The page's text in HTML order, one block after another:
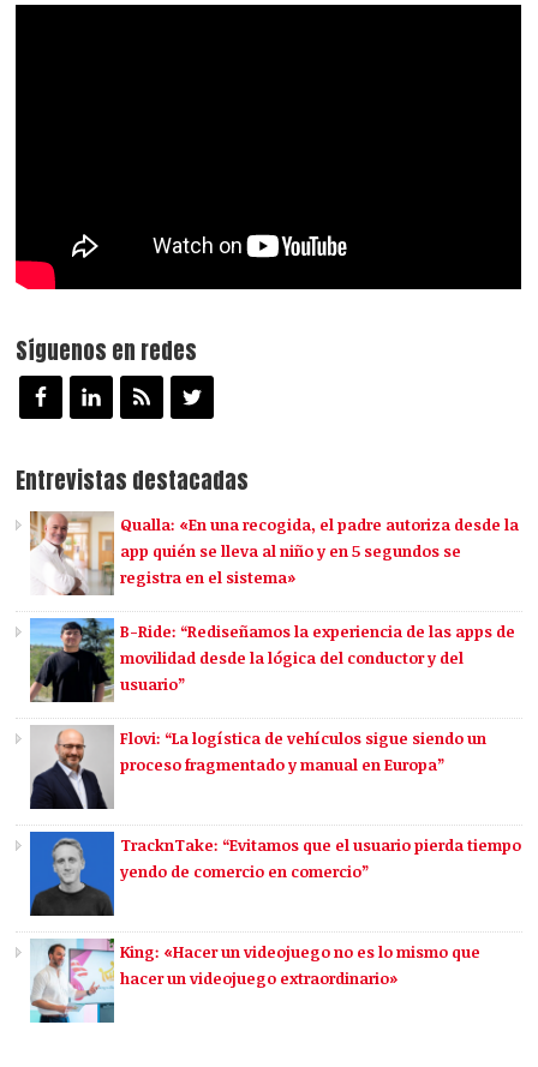
Síguenos en redes
Entrevistas destacadas
Qualla: «En una recogida, el padre autoriza desde la
app quién se lleva al niño y en 5 segundos se
registra en el sistema»
B-Ride: “Rediseñamos la experiencia de las apps de
movilidad desde la lógica del conductor y del
usuario”
Flovi: “La logística de vehículos sigue siendo un
proceso fragmentado y manual en Europa”
TracknTake: “Evitamos que el usuario pierda tiempo
yendo de comercio en comercio”
King: «Hacer un videojuego no es lo mismo que
hacer un videojuego extraordinario»